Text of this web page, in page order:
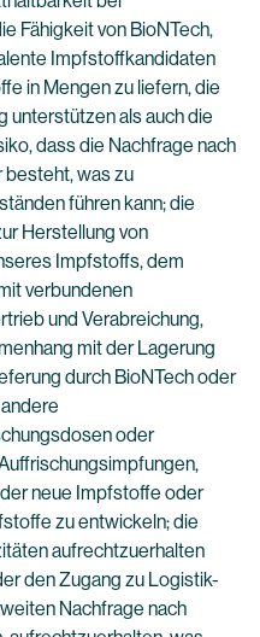
Fähigkeit von BioNTech,
Impfstoffkandidaten
in Mengen zu liefern, die
unterstützen als auch die
dass die Nachfrage nach
besteht, was zu
führen kann; die
Herstellung von
Impfstoffs, dem
verbundenen
und Verabreichung,
mit der Lagerung
durch BioNTech oder
oder
neue Impfstoffe oder
zu entwickeln; die
aufrechtzuerhalten
den Zugang zu Logistik-
Nachfrage nach